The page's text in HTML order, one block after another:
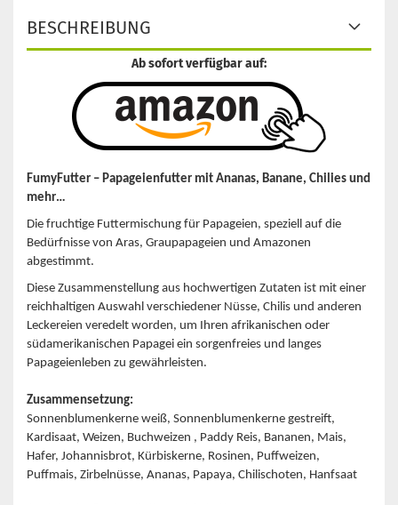
BESCHREIBUNG
Ab sofort verfügbar auf:
FumyFutter – Papageienfutter mit Ananas, Banane, Chilies und
mehr…
Die fruchtige Futtermischung für Papageien, speziell auf die
Bedürfnisse von Aras, Graupapageien und Amazonen
abgestimmt.
Diese Zusammenstellung aus hochwertigen Zutaten ist mit einer
reichhaltigen Auswahl verschiedener Nüsse, Chilis und anderen
Leckereien veredelt worden, um Ihren afrikanischen oder
südamerikanischen Papagei ein sorgenfreies und langes
Papageienleben zu gewährleisten.
Zusammensetzung:
Sonnenblumenkerne weiß, Sonnenblumenkerne gestreift,
Kardisaat, Weizen, Buchweizen , Paddy Reis, Bananen, Mais,
Hafer, Johannisbrot, Kürbiskerne, Rosinen, Puffweizen,
Puffmais, Zirbelnüsse, Ananas, Papaya, Chilischoten, Hanfsaat